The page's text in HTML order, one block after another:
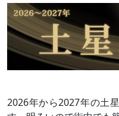
2026年から2027年の土